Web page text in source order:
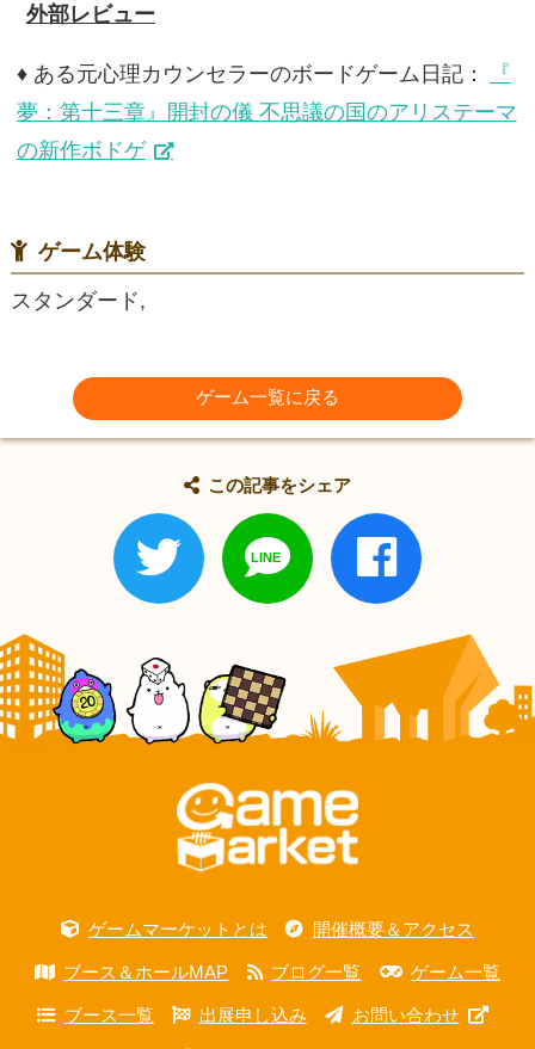
外部レビュー
♦ ある元心理カウンセラーのボードゲーム日記：
『
夢：第十三章』開封の儀 不思議の国のアリステーマ
の新作ボドゲ
ゲーム体験
スタンダード,
ゲーム一覧に戻る
この記事をシェア
ゲームマーケットとは 開催概要＆アクセス
ブース＆ホールMAP ブログ一覧 ゲーム一覧
ブース一覧 出展申し込み お問い合わせ